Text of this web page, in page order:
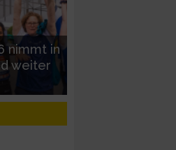
nimmt in
weiter